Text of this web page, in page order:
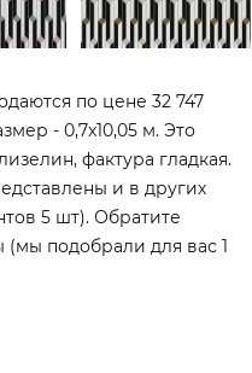
по цене 32 747
- 0,7x10,05 м. Это
фактура гладкая.
и в других
5 шт). Обратите
подобрали для вас 1